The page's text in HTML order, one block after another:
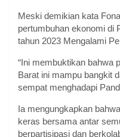
Meski demikian kata
pertumbuhan ekonomi di
tahun 2023 Mengalami
“Ini membuktikan bahwa
Barat ini mampu bangkit
sempat menghadapi
Ia mengungkapkan
keras bersama antar
berpartisipasi dan